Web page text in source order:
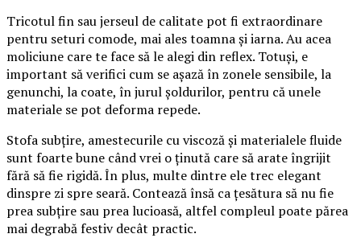
Tricotul fin sau jerseul de calitate pot fi extraordinare
pentru seturi comode, mai ales toamna și iarna. Au acea
moliciune care te face să le alegi din reflex. Totuși, e
important să verifici cum se așază în zonele sensibile, la
genunchi, la coate, în jurul șoldurilor, pentru că unele
materiale se pot deforma repede.
Stofa subțire, amestecurile cu viscoză și materialele fluide
sunt foarte bune când vrei o ținută care să arate îngrijit
fără să fie rigidă. În plus, multe dintre ele trec elegant
dinspre zi spre seară. Contează însă ca țesătura să nu fie
prea subțire sau prea lucioasă, altfel compleul poate părea
mai degrabă festiv decât practic.